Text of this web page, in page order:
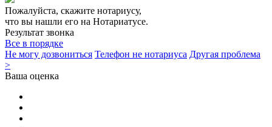
Пожалуйста, скажите нотариусу,
что вы нашли его на Нотариатусе.
Результат звонка
Все в порядке
Не могу дозвониться Телефон не нотариуса Другая проблема
>
Ваша оценка